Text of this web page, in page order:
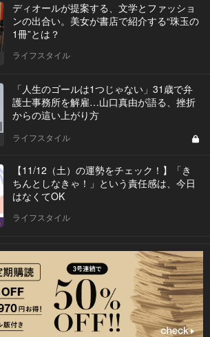
ディオールが提案する、文学とファッショ
ンの出合い。美女が書店で紹介する“珠玉の
1冊”とは？
ライフスタイル
「人生のゴールは1つじゃない」31歳で弁
護士事務所を解雇…山口真由が語る、挫折
からの這い上がり方
ライフスタイル
【11/12（土）の運勢をチェック！】「き
ちんとしなきゃ！」という責任感は、今日
はなくてOK
ライフスタイル